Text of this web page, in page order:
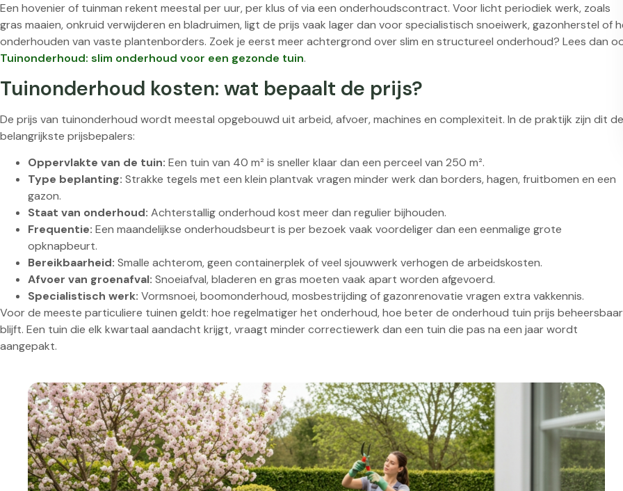
Een hovenier of tuinman rekent meestal per uur, per klus of via een onderhoudscontract. Voor licht periodiek werk, zoals
gras maaien, onkruid verwijderen en bladruimen, ligt de prijs vaak lager dan voor specialistisch snoeiwerk, gazonherstel of
onderhouden van vaste plantenborders. Zoek je eerst meer achtergrond over slim en structureel onderhoud? Lees dan
Tuinonderhoud: slim onderhoud voor een gezonde tuin.
Tuinonderhoud kosten: wat bepaalt de prijs?
De prijs van tuinonderhoud wordt meestal opgebouwd uit arbeid, afvoer, machines en complexiteit. In de praktijk zijn dit de
belangrijkste prijsbepalers:
Oppervlakte van de tuin: Een tuin van 40 m² is sneller klaar dan een perceel van 250 m².
Type beplanting: Strakke tegels met een klein plantvak vragen minder werk dan borders, hagen, fruitbomen en een
gazon.
Staat van onderhoud: Achterstallig onderhoud kost meer dan regulier bijhouden.
Frequentie: Een maandelijkse onderhoudsbeurt is per bezoek vaak voordeliger dan een eenmalige grote
opknapbeurt.
Bereikbaarheid: Smalle achterom, geen containerplek of veel sjouwwerk verhogen de arbeidskosten.
Afvoer van groenafval: Snoeiafval, bladeren en gras moeten vaak apart worden afgevoerd.
Specialistisch werk: Vormsnoei, boomonderhoud, mosbestrijding of gazonrenovatie vragen extra vakkennis.
Voor de meeste particuliere tuinen geldt: hoe regelmatiger het onderhoud, hoe beter de onderhoud tuin prijs beheersbaar
blijft. Een tuin die elk kwartaal aandacht krijgt, vraagt minder correctiewerk dan een tuin die pas na een jaar wordt
aangepakt.